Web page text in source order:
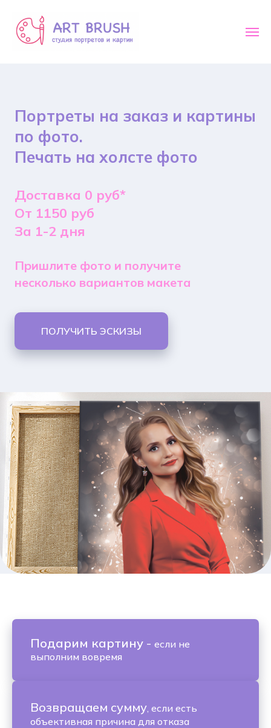
Портреты на заказ и картины
по фото.
Печать на холсте фото
Доставка 0 руб*
От 1150 руб
За 1-2 дня
Пришлите фото и получите
несколько вариантов макета
ПОЛУЧИТЬ ЭСКИЗЫ
Подарим картину - если не
выполним вовремя
Возвращаем сумму, если есть
объективная причина для отказа